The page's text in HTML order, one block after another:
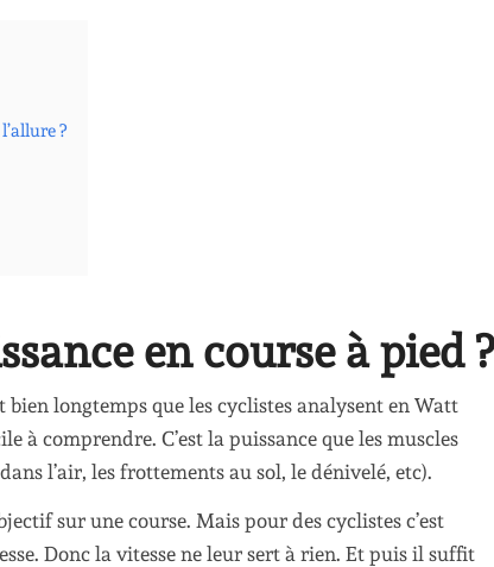
?
en course à pied ?
longtemps que les cyclistes analysent en Watt
à comprendre. C’est la puissance que les muscles
l’air, les frottements au sol, le dénivelé, etc).
sur une course. Mais pour des cyclistes c’est
Donc la vitesse ne leur sert à rien. Et puis il suffit